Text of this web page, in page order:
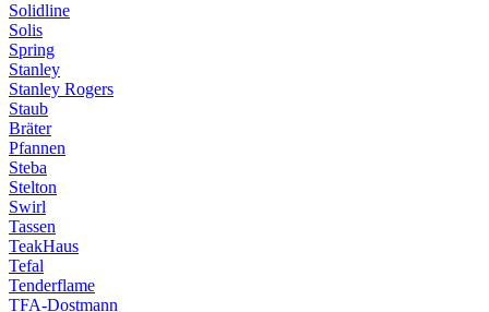
Solidline
Solis
Spring
Stanley
Stanley Rogers
Staub
Bräter
Pfannen
Steba
Stelton
Swirl
Tassen
TeakHaus
Tefal
Tenderflame
TFA-Dostmann